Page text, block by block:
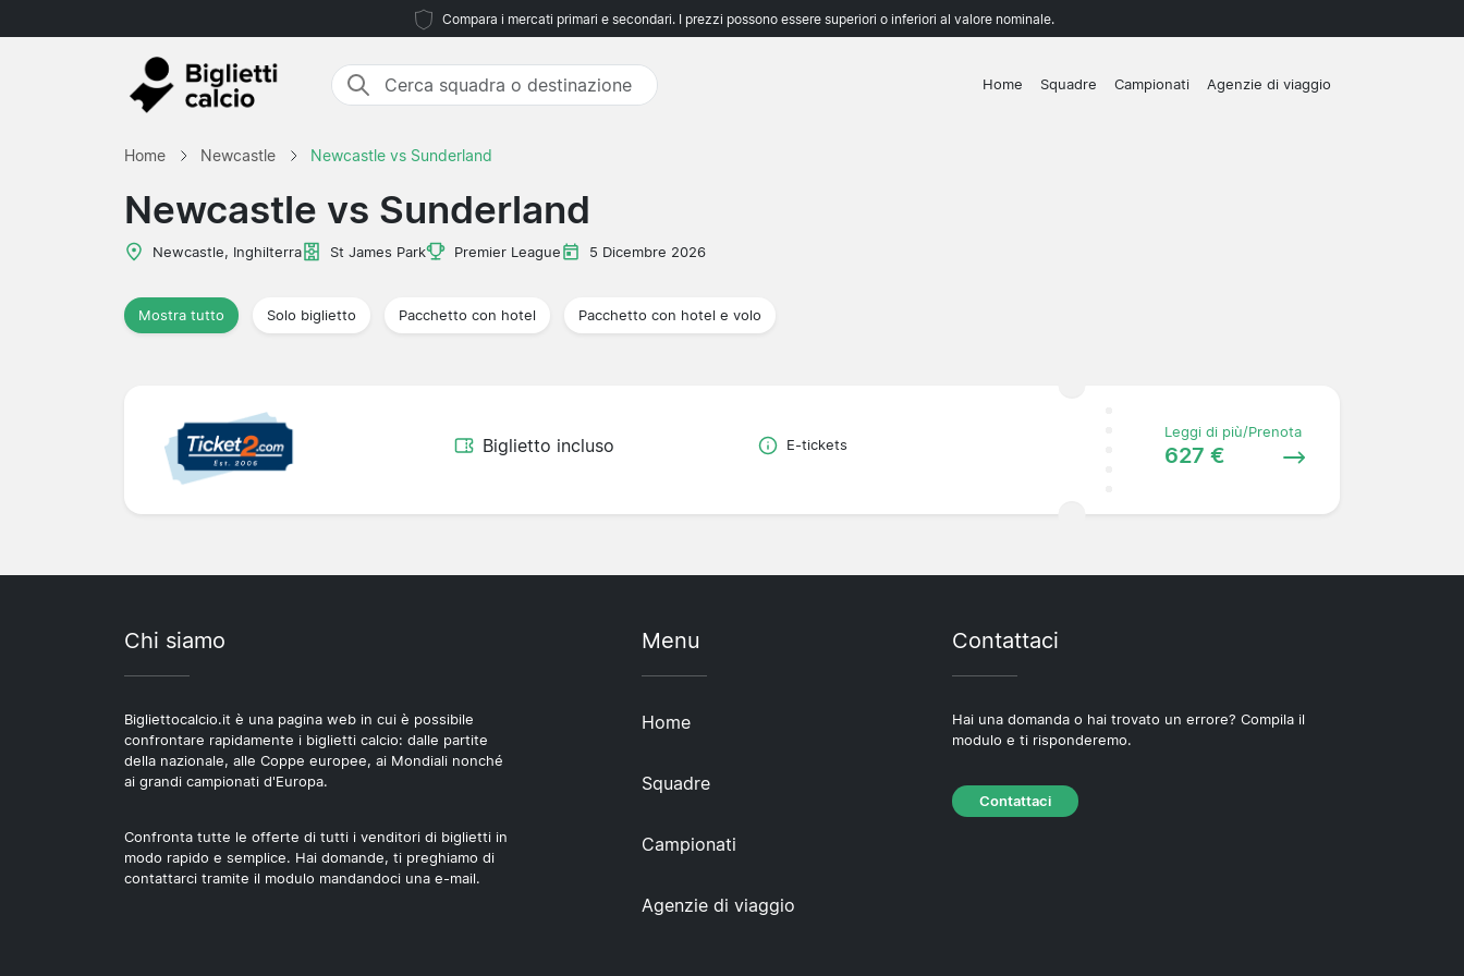
Compara i mercati primari e secondari. I prezzi possono essere superiori o inferiori al valore nominale.
Home Squadre Campionati Agenzie di viaggio
Home Newcastle Newcastle vs Sunderland
Newcastle vs Sunderland
Newcastle, Inghilterra St James Park Premier League 5 Dicembre 2026
Mostra tutto Solo biglietto Pacchetto con hotel Pacchetto con hotel e volo
Biglietto incluso E-tickets
Leggi di più/Prenota
627 €
Chi siamo
Bigliettocalcio.it è una pagina web in cui è possibile
confrontare rapidamente i biglietti calcio: dalle partite
della nazionale, alle Coppe europee, ai Mondiali nonché
ai grandi campionati d'Europa.
Confronta tutte le offerte di tutti i venditori di biglietti in
modo rapido e semplice. Hai domande, ti preghiamo di
contattarci tramite il modulo mandandoci una e-mail.
Menu
Home
Squadre
Campionati
Agenzie di viaggio
Contattaci
Hai una domanda o hai trovato un errore? Compila il
modulo e ti risponderemo.
Contattaci